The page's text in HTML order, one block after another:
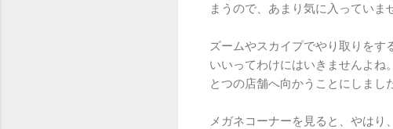
まうので、あまり気に入っていま
ズームやスカイプでやり取りをす
いいってわけにはいきませんよね
とつの店舗へ向かうことにしまし
メガネコーナーを見ると、やはり